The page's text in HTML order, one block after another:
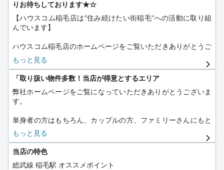
りお待ちしております★☆
【ハウスコム稲毛店は"住み続けたい街稲毛"への活動に取り組
んでいます】
ハウスコム稲毛店のホームページをご覧いただきありがとうご
ざいます！
この時期は新社会人・新入学生さんだけでなく、転勤・転職の
方、通勤・通学時間短縮のための単身さん、
ご結婚前後でお引越するカップルさんなど、お部屋探しをする
方が多くいらっしゃいます♪
急なご転勤で引っ越したい！環境を変えてリフレッシュした
い！そんな方ももちろん、
是非ハウスコム稲毛店へお越し下さい♪全力でお手伝いさせて
頂きます！
もっと見る
「取り扱い物件多数！当店が得意とするエリア
弊社ホームページをご覧になっていただきありがとうございま
す。
単身者の方はもちろん、カップルの方、ファミリーさんにもと
ても住みやすい街で、近隣には大学もあり学生さんにも優しい
街です。
また、JR総武線の快速、各停どちらも利用可能ですので、転勤
実しておりますので、車通勤の方にもオススメです。
もっと見る
当店の特色
総武線 稲毛駅 オススメポイント